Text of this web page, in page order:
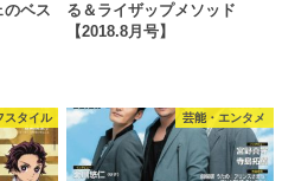
のベス
る＆ライザップメソッド
【2018.8月号】
スタイル 芸能・エンタメ